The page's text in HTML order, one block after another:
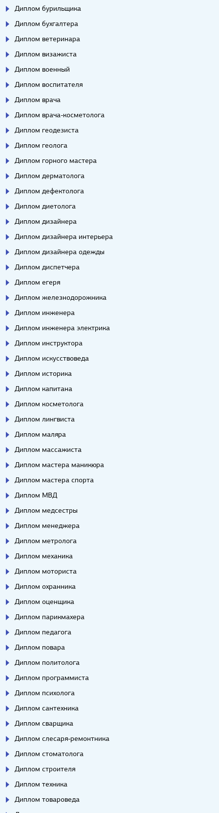
Диплом бурильщика
Диплом бухгалтера
Диплом ветеринара
Диплом визажиста
Диплом военный
Диплом воспитателя
Диплом врача
Диплом врача-косметолога
Диплом геодезиста
Диплом геолога
Диплом горного мастера
Диплом дерматолога
Диплом дефектолога
Диплом диетолога
Диплом дизайнера
Диплом дизайнера интерьера
Диплом дизайнера одежды
Диплом диспетчера
Диплом егеря
Диплом железнодорожника
Диплом инженера
Диплом инженера электрика
Диплом инструктора
Диплом искусствоведа
Диплом историка
Диплом капитана
Диплом косметолога
Диплом лингвиста
Диплом маляра
Диплом массажиста
Диплом мастера маникюра
Диплом мастера спорта
Диплом МВД
Диплом медсестры
Диплом менеджера
Диплом метролога
Диплом механика
Диплом моториста
Диплом охранника
Диплом оценщика
Диплом парикмахера
Диплом педагога
Диплом повара
Диплом политолога
Диплом программиста
Диплом психолога
Диплом сантехника
Диплом сварщика
Диплом слесаря-ремонтника
Диплом стоматолога
Диплом строителя
Диплом техника
Диплом товароведа